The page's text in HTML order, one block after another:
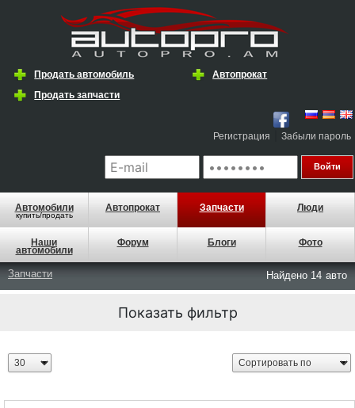
Продать автомобиль
Автопрокат
Продать запчасти
Регистрация Забыли пароль
Автомобили
купить/продать
Автопрокат Запчасти Люди
Наши
автомобили
Форум Блоги Фото
Запчасти Найдено 14 авто
Показать фильтр